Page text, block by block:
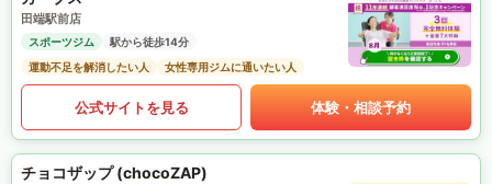
田端駅前店
スポーツジム
駅から徒歩14分
運動不足を解消したい人
女性専用ジムに通いたい人
公式サイトを見る 体験・相談予約
チョコザップ (chocoZAP)